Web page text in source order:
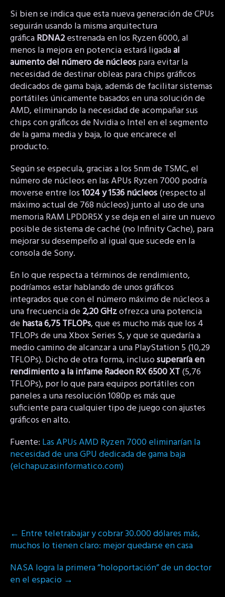
Si bien se indica que esta nueva generación de CPUs
seguirán usando la misma arquitectura
gráficaRDNA2estrenada en los Ryzen 6000, al
menos la mejora en potencia estará ligadaal
aumento del número de núcleospara evitar la
necesidad de destinar obleas para chips gráficos
dedicados de gama baja, además de facilitar sistemas
portátiles únicamente basados en una solución de
AMD, eliminando la necesidad de acompañar sus
chips con gráficos de Nvidia o Intel en el segmento
de la gama media y baja, lo que encarece el
producto.
Según se especula, gracias a los 5nm de TSMC, el
número de núcleos en las APUs Ryzen 7000 podría
moverse entre los1024 y 1536 núcleos(respecto al
máximo actual de 768 núcleos) junto al uso de una
memoria RAM LPDDR5X y se deja en el aire un nuevo
posible de sistema de caché (no Infinity Cache), para
mejorar su desempeño al igual que sucede en la
consola de Sony.
En lo que respecta a términos de rendimiento,
podríamos estar hablando de unos gráficos
integrados que con el número máximo de núcleos a
una frecuencia de2,20 GHzofrezca una potencia
dehasta 6,75 TFLOPs, que es mucho más que los 4
TFLOPs de una Xbox Series S, y que se quedaría a
medio camino de alcanzar a una PlayStation 5 (10,29
TFLOPs). Dicho de otra forma, inclusosuperaría en
rendimiento a la infame Radeon RX 6500 XT(5,76
TFLOPs), por lo que para equipos portátiles con
paneles a una resolución 1080p es más que
suficiente para cualquier tipo de juego con ajustes
gráficos en alto.
Fuente: Las APUs AMD Ryzen 7000 eliminarían la
necesidad de una GPU dedicada de gama baja
(elchapuzasinformatico.com)
Post
navigation
← Entre teletrabajar y cobrar 30.000 dólares más,
muchos lo tienen claro: mejor quedarse en casa
NASA logra la primera ”holoportación” de un doctor
en el espacio →